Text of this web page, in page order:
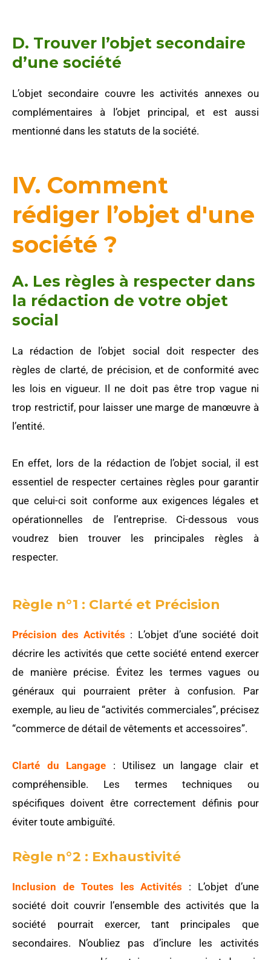
D. Trouver l’objet secondaire
d’une société
L’objet secondaire couvre les activités annexes ou
complémentaires à l’objet principal, et est aussi
mentionné dans les statuts de la société.
IV. Comment
rédiger l’objet d'une
société ?
A. Les règles à respecter dans
la rédaction de votre objet
social
La rédaction de l’objet social doit respecter des
règles de clarté, de précision, et de conformité avec
les lois en vigueur. Il ne doit pas être trop vague ni
trop restrictif, pour laisser une marge de manœuvre à
l’entité.
En effet, lors de la rédaction de l’objet social, il est
essentiel de respecter certaines règles pour garantir
que celui-ci soit conforme aux exigences légales et
opérationnelles de l’entreprise. Ci-dessous vous
voudrez bien trouver les principales règles à
respecter.
Règle n°1 : Clarté et Précision
Précision des Activités : L’objet d’une société doit
décrire les activités que cette société entend exercer
de manière précise. Évitez les termes vagues ou
généraux qui pourraient prêter à confusion. Par
exemple, au lieu de “activités commerciales”, précisez
“commerce de détail de vêtements et accessoires”.
Clarté du Langage : Utilisez un langage clair et
compréhensible. Les termes techniques ou
spécifiques doivent être correctement définis pour
éviter toute ambiguïté.
Règle n°2 : Exhaustivité
Inclusion de Toutes les Activités : L’objet d’une
société doit couvrir l’ensemble des activités que la
société pourrait exercer, tant principales que
secondaires. N’oubliez pas d’inclure les activités